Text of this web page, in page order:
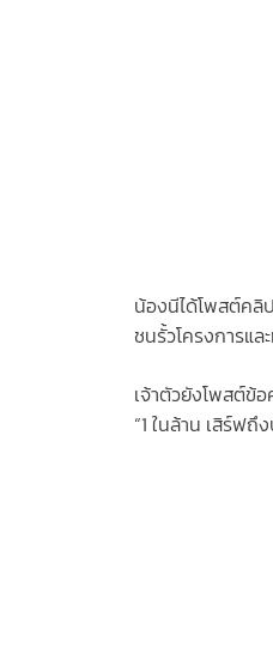
น้องนีได้โพสต์คลิ
ชนรั้วโครงการแล
เจ้าตัวยังโพสต์ข้
“1 ในล้าน เสิร์ฟ